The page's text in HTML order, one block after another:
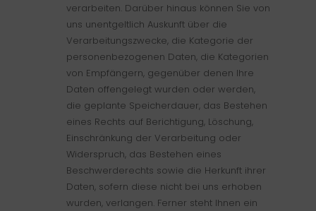
verarbeiten. Darüber hinaus können Sie von
uns unentgeltlich Auskunft über die
Verarbeitungszwecke, die Kategorie der
personenbezogenen Daten, die Kategorien
von Empfängern, gegenüber denen Ihre
Daten offengelegt wurden oder werden,
die geplante Speicherdauer, das Bestehen
eines Rechts auf Berichtigung, Löschung,
Einschränkung der Verarbeitung oder
Widerspruch, das Bestehen eines
Beschwerderechts sowie die Herkunft ihrer
Daten, sofern diese nicht bei uns erhoben
wurden, verlangen. Ferner steht Ihnen ein